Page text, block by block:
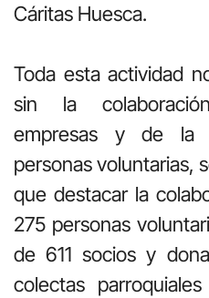
Cáritas Huesca.
Toda esta actividad
sin la
empresas y de la
personas voluntarias,
que destacar la
275 personas
de 611 socios y
colectas